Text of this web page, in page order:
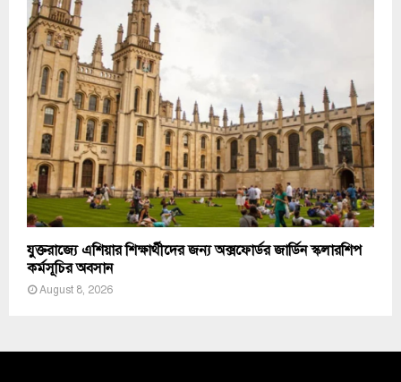
যুক্তরাজ্যে এশিয়ার শিক্ষার্থীদের জন্য অক্সফোর্ডর জার্ডিন স্কলারশিপ
কর্মসূচির অবসান
August 8, 2026